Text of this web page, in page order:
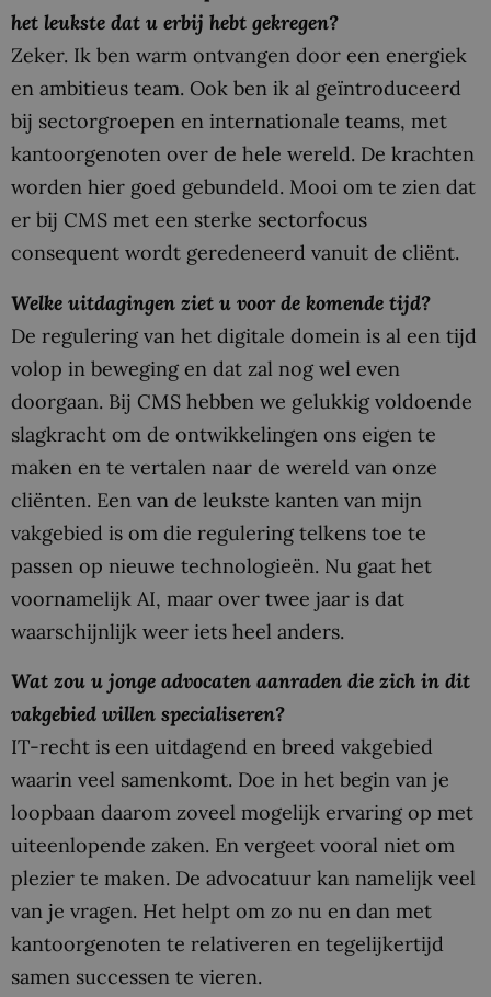
het leukste dat u erbij hebt gekregen?
Zeker. Ik ben warm ontvangen door een energiek
en ambitieus team. Ook ben ik al geïntroduceerd
bij sectorgroepen en internationale teams, met
kantoorgenoten over de hele wereld. De krachten
worden hier goed gebundeld. Mooi om te zien dat
er bij CMS met een sterke sectorfocus
consequent wordt geredeneerd vanuit de cliënt.
Welke uitdagingen ziet u voor de komende tijd?
De regulering van het digitale domein is al een tijd
volop in beweging en dat zal nog wel even
doorgaan. Bij CMS hebben we gelukkig voldoende
slagkracht om de ontwikkelingen ons eigen te
maken en te vertalen naar de wereld van onze
cliënten. Een van de leukste kanten van mijn
vakgebied is om die regulering telkens toe te
passen op nieuwe technologieën. Nu gaat het
voornamelijk AI, maar over twee jaar is dat
waarschijnlijk weer iets heel anders.
Wat zou u jonge advocaten aanraden die zich in dit
vakgebied willen specialiseren?
IT-recht is een uitdagend en breed vakgebied
waarin veel samenkomt. Doe in het begin van je
loopbaan daarom zoveel mogelijk ervaring op met
uiteenlopende zaken. En vergeet vooral niet om
plezier te maken. De advocatuur kan namelijk veel
van je vragen. Het helpt om zo nu en dan met
kantoorgenoten te relativeren en tegelijkertijd
samen successen te vieren.